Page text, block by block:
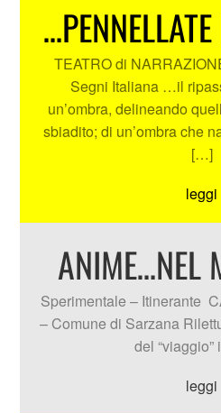
TEATRO di
Segni Italiana …il
un’ombra, delineando
sbiadito; di un’ombra che
[…]
leggi
ANIME…NEL
Sperimentale – Itinerante
– Comune di Sarzana
del “viaggio”
leggi